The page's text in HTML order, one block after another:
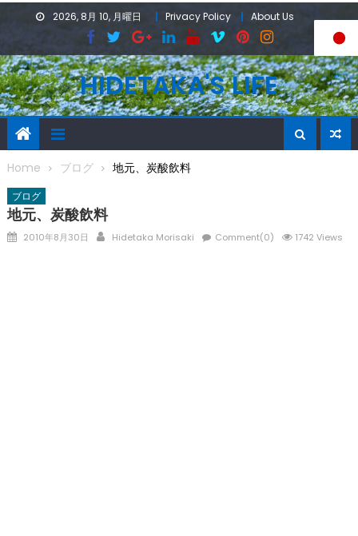
2026, 8月 10, 月曜日 Privacy Policy About Us
HIDETAKA'S LIFE
Home ブログ 地元、炭酸飲料
ブログ
地元、炭酸飲料
Posted
2010年8月30日 Author
Hidetaka Morisaki Comment(0) 1742 Views